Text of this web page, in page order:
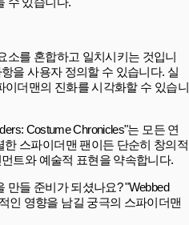
소를 혼합하고 일치시키는 것입니
을 사용자 정의할 수 있습니다. 실
더맨의 진화를 시각화할 수 있습니
Costume Chronicles"는 모든 연
스파이더맨 팬이든 단순히 창의적
트와 예술적 표현을 약속합니다.
만들 준비가 되셨나요? "Webbed
인 영향을 남길 궁극의 스파이더맨